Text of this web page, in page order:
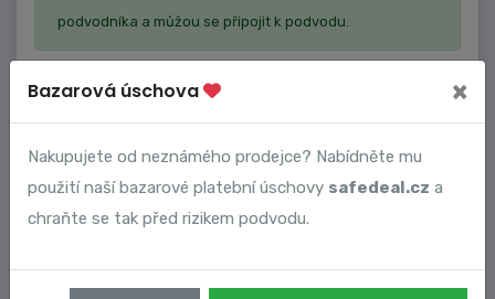
podvodníka a můžou se připojit k podvodu.
Bazarová úschova ×
Nakupujete od neznámého prodejce? Nabídněte mu
použití naší bazarové platební úschovy safedeal.cz a
chraňte se tak před rizikem podvodu.